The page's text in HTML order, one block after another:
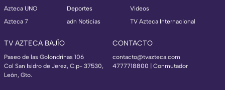
Azteca UNO
Azteca 7
Deportes
adn Noticias
Videos
TV Azteca Internacional
TV AZTECA BAJÍO
Paseo de las Golondrinas 106
Col San Isidro de Jerez, C.p- 37530,
León, Gto.
CONTACTO
contacto@tvazteca.com
4777718800 | Conmutador